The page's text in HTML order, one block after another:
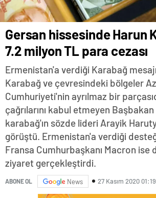
Gersan hissesinde Harun
7.2 milyon TL para cezası
Ermenistan'a verdiği Karabağ
Karabağ ve çevresindeki bölgeler
Cumhuriyeti'nin ayrılmaz bir
çağrılarını kabul etmeyen Başbakan
karabağ'ın sözde lideri Arayik
görüştü. Ermenistan'a verdiği
Fransa Cumhurbaşkanı Macron ise
ziyaret gerçekleştirdi.
ABONE OL News 27 Kasım 2020 01:19